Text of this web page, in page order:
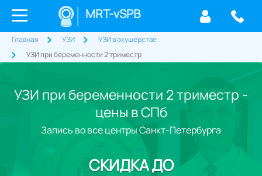
MRT-vSPB
Главная УЗИ
УЗИ в акушерстве
УЗИ при беременности 2 триместр
УЗИ при беременности 2 триместр -
цены в СПб
Запись во все центры Санкт-Петербурга
СКИДКАДО